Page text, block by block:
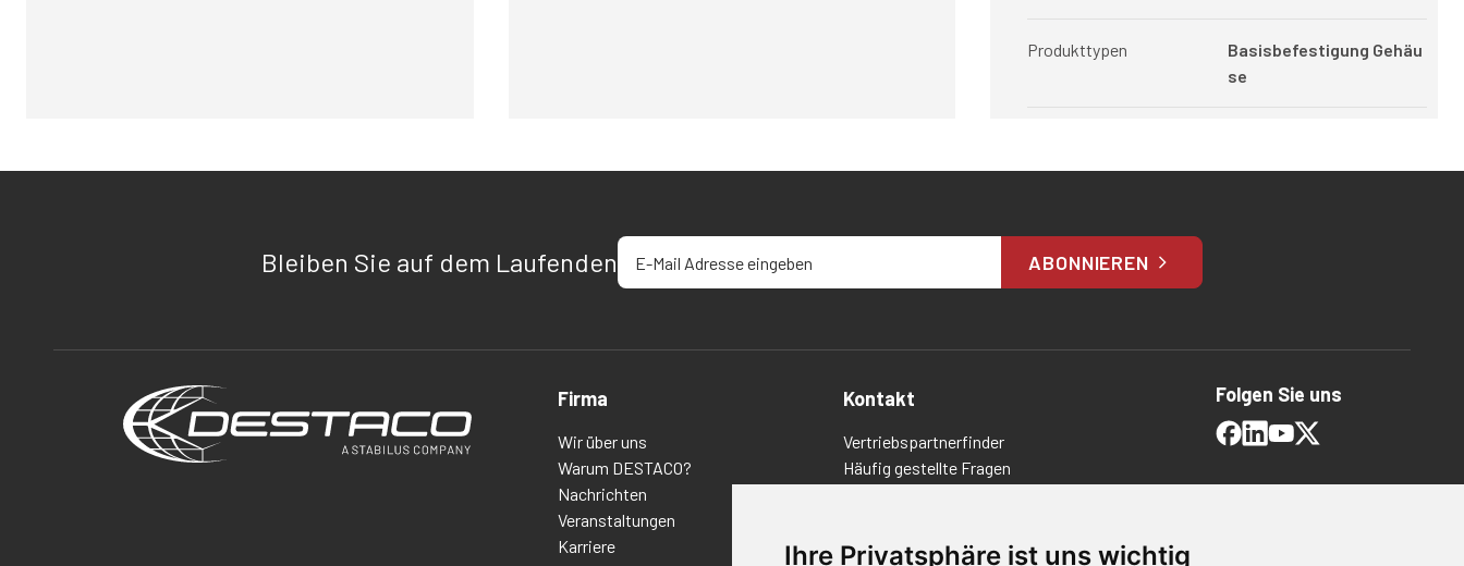
Ihre Privatsphäre ist uns wichtig
Produkttypen
Basisbefestigung Gehäu
se
Bleiben Sie auf dem LaufendenE-Mail-Adresse eingeben
ABONNIEREN
Firma
Wir über uns
Warum DESTACO?
Nachrichten
Veranstaltungen
Karriere
Kontakt
Vertriebspartnerfinder
Häufig gestellte Fragen
Richtlinien/AGBs
Folgen Sie uns